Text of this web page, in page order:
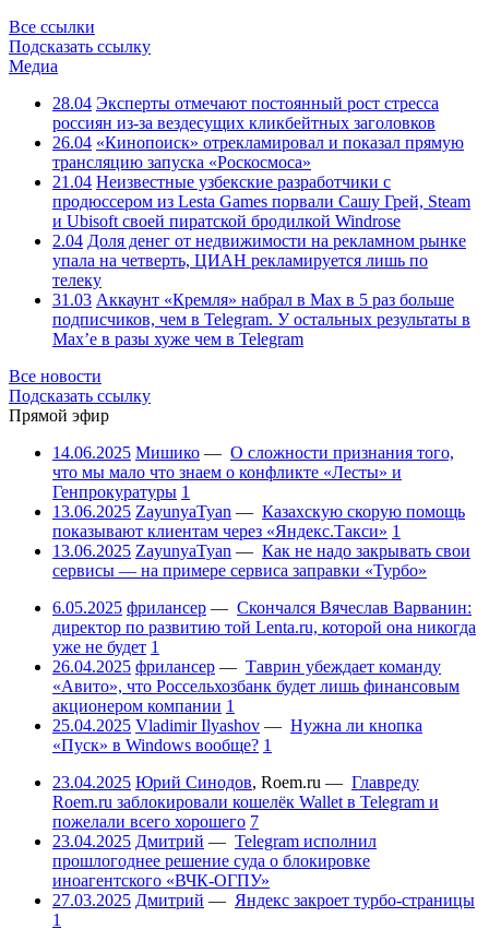
Все ссылки
Подсказать ссылку
Медиа
28.04 Эксперты отмечают постоянный рост стресса
россиян из-за вездесущих кликбейтных заголовков
26.04 «Кинопоиск» отрекламировал и показал прямую
трансляцию запуска «Роскосмоса»
21.04 Неизвестные узбекские разработчики с
продюссером из Lesta Games порвали Сашу Грей, Steam
и Ubisoft своей пиратской бродилкой Windrose
2.04 Доля денег от недвижимости на рекламном рынке
упала на четверть, ЦИАН рекламируется лишь по
телеку
31.03 Аккаунт «Кремля» набрал в Max в 5 раз больше
подписчиков, чем в Telegram. У остальных результаты в
Max’е в разы хуже чем в Telegram
Все новости
Подсказать ссылку
Прямой эфир
14.06.2025 Мишико — О сложности признания того,
что мы мало что знаем о конфликте «Лесты» и
Генпрокуратуры 1
13.06.2025 ZayunyaTyan — Казахскую скорую помощь
показывают клиентам через «Яндекс.Такси» 1
13.06.2025 ZayunyaTyan — Как не надо закрывать свои
сервисы — на примере сервиса заправки «Турбо»
6.05.2025 фрилансер — Скончался Вячеслав Варванин:
директор по развитию той Lenta.ru, которой она никогда
уже не будет 1
26.04.2025 фрилансер — Таврин убеждает команду
«Авито», что Россельхозбанк будет лишь финансовым
акционером компании 1
25.04.2025 Vladimir Ilyashov — Нужна ли кнопка
«Пуск» в Windows вообще? 1
23.04.2025 Юрий Синодов, Roem.ru — Главреду
Roem.ru заблокировали кошелёк Wallet в Telegram и
пожелали всего хорошего 7
23.04.2025 Дмитрий — Telegram исполнил
прошлогоднее решение суда о блокировке
иноагентского «ВЧК-ОГПУ»
27.03.2025 Дмитрий — Яндекс закроет турбо-страницы
1